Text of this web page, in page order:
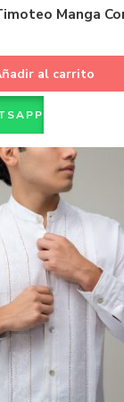
al carrito